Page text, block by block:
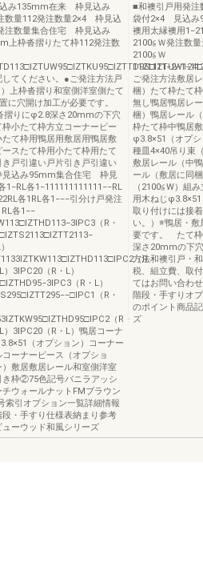
み135mm在来 枠見込み
数量112発注数量2×4 枠見込
注数量集合住宅 枠見込み
枠沓摺りたて枠112発注数
てください。●ご発注方法戸
上枠沓摺り和室側洋室側たて
に穴開け加工が必要です。
摺りにφ2.8深さ20mmの下穴
小たて枠方立コーナーピー
て枠用鴨居用敷居用鴨居敷
スたて枠用小たて枠用たて
戸引違い戸片引き戸引違い
見込み95mm集合住宅 枠見
1−RL各1−111111111111−−RL
各1RL各1−−−引分け戸発注
各1−−
（R・
（R・
3IPC20（R・L）
（R・L）
（R・
（R・
3IPC20（R・L）鴨居コーナ
（オプション）コーナー
ーナーピース（オプショ
敷居敷居レール和室側洋室
枠②75色記号バニラアッシ
ウォールナットFMブラウン
索引オプション一覧詳細情報
・手すり仕様表納まり参考
ーウッド和風シリーズ
■和襖引戸用発
袋付2×4 見込み
襖用太縁襖用
2100≦Ｗ発注数
2100≦Ｗ
ご発注方法敷居
梱）たて枠たて
無し鴨居鴨居レ
梱）鴨居レール
枠たて枠中鴨居
φ3.8×51（オプ
種皿4×40吊り束
敷居レール（中
ール（敷居に同
（2100≦W）組
用木ねじ
取り付けには接
い。）※鴨居・敷
要です。 たて枠
深さ20mmの下
方法和襖引戸・
税、組立費、取
てはお問い合わ
階段・手すりオ
のポイント商品
ズ